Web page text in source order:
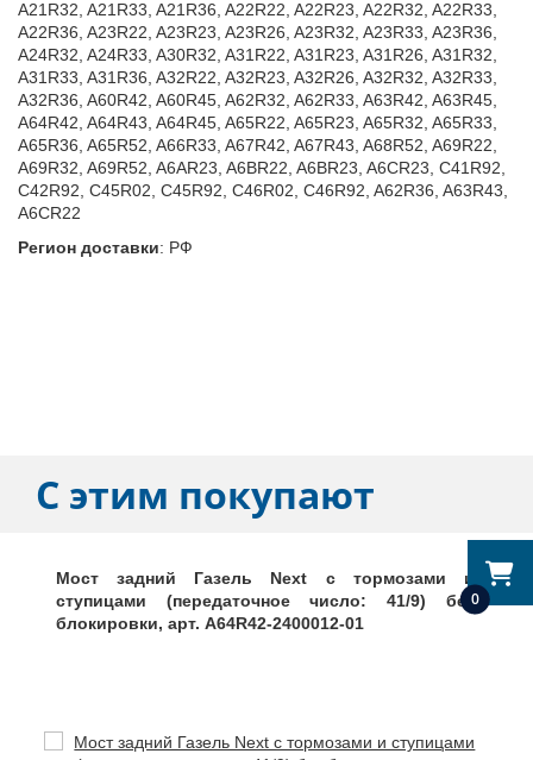
0
A21R32, A21R33, A21R36, A22R22, A22R23, A22R32, A22R33,
A22R36, A23R22, A23R23, A23R26, A23R32, A23R33, A23R36,
A24R32, A24R33, A30R32, A31R22, A31R23, A31R26, A31R32,
A31R33, A31R36, A32R22, A32R23, A32R26, A32R32, A32R33,
A32R36, A60R42, A60R45, A62R32, A62R33, A63R42, A63R45,
A64R42, A64R43, A64R45, A65R22, A65R23, A65R32, A65R33,
A65R36, A65R52, A66R33, A67R42, A67R43, A68R52, A69R22,
A69R32, A69R52, A6AR23, A6BR22, A6BR23, A6CR23, C41R92,
C42R92, C45R02, C45R92, C46R02, C46R92, A62R36, A63R43,
A6CR22
Регион доставки: РФ
С этим покупают
Мост задний Газель Next с тормозами и
ступицами (передаточное число: 41/9) без
блокировки, арт. А64R42-2400012-01